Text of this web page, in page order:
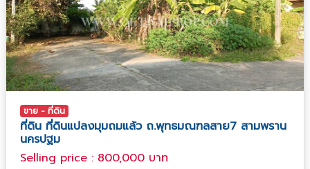
ขาย - ที่ดิน
ที่ดิน ที่ดินแปลงมุมถมแล้ว ถ.พุทธมณฑลสาย7 สามพราน
นครปฐม
Selling price : 800,000 บาท